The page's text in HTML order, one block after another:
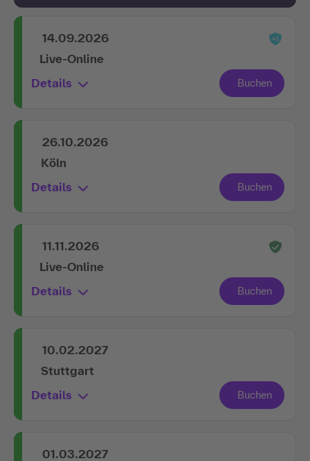
14.09.2026
Live-Online
Details
26.10.2026
Köln
Details
11.11.2026
Live-Online
Details
10.02.2027
Stuttgart
Details
01.03.2027